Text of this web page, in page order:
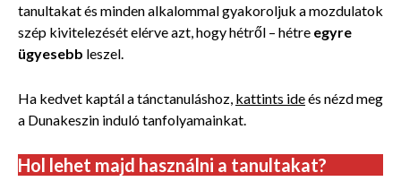
tanultakat és mindenalkalommal gyakoroljuk a mozdulatok
szép kivitelezését elérve azt, hogy hétről – hétre egyre
ügyesebb leszel.
Ha kedvet kaptál a tánctanuláshoz, kattints ideés nézd meg
a Dunakeszin induló tanfolyamainkat.
Hol lehet majd használni a tanultakat?